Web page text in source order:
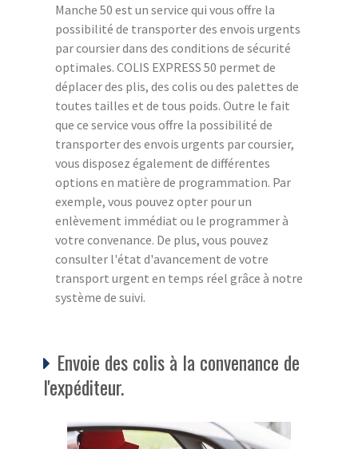
Manche 50 est un service qui vous offre la
possibilité de transporter des envois urgents
par coursier dans des conditions de sécurité
optimales. COLIS EXPRESS 50 permet de
déplacer des plis, des colis ou des palettes de
toutes tailles et de tous poids. Outre le fait
que ce service vous offre la possibilité de
transporter des envois urgents par coursier,
vous disposez également de différentes
options en matière de programmation. Par
exemple, vous pouvez opter pour un
enlèvement immédiat ou le programmer à
votre convenance. De plus, vous pouvez
consulter l'état d'avancement de votre
transport urgent en temps réel grâce à notre
système de suivi.
Envoie des colis à la convenance de
l'expéditeur.